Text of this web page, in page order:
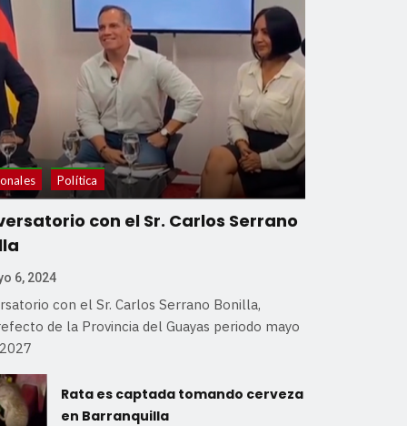
Política
con el Sr. Carlos Serrano
6, 2024
con el Sr. Carlos Serrano Bonilla,
de la Provincia del Guayas periodo mayo
Rata es captada tomando cerveza
en Barranquilla